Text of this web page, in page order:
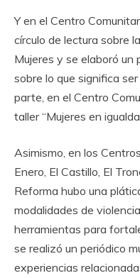
Y en el Centro
círculo de lectura sobre
Mujeres y se elaboró un
sobre lo que significa
parte, en el Centro
taller “Mujeres en
Asimismo, en los
Enero, El Castillo, El
Reforma hubo una
modalidades de
herramientas para
se realizó un periódico
experiencias